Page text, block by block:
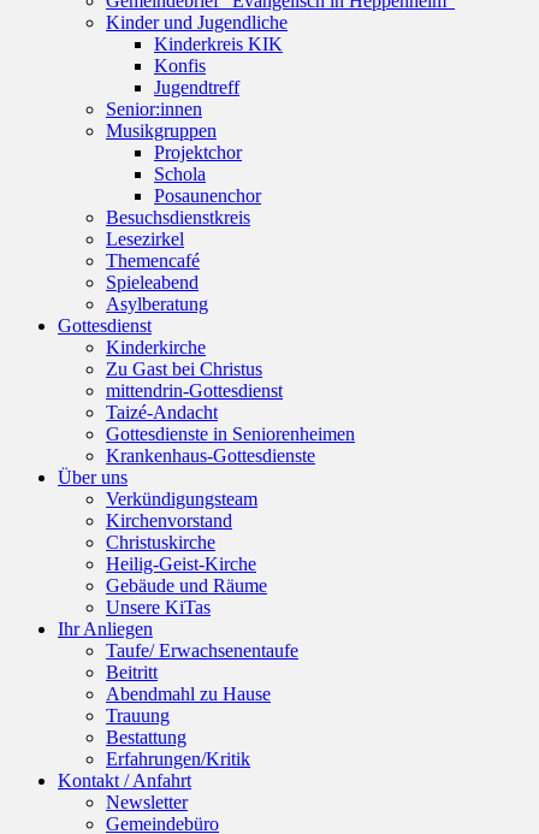
Kinder und Jugendliche
Kinderkreis KIK
Konfis
Jugendtreff
Senior:innen
Musikgruppen
Projektchor
Schola
Posaunenchor
Besuchsdienstkreis
Lesezirkel
Themencafé
Spieleabend
Asylberatung
Gottesdienst
Kinderkirche
Zu Gast bei Christus
mittendrin-Gottesdienst
Taizé-Andacht
Gottesdienste in Seniorenheimen
Krankenhaus-Gottesdienste
Über uns
Verkündigungsteam
Kirchenvorstand
Christuskirche
Heilig-Geist-Kirche
Gebäude und Räume
Unsere KiTas
Ihr Anliegen
Taufe/ Erwachsenentaufe
Beitritt
Abendmahl zu Hause
Trauung
Bestattung
Erfahrungen/Kritik
Kontakt / Anfahrt
Newsletter
Gemeindebüro